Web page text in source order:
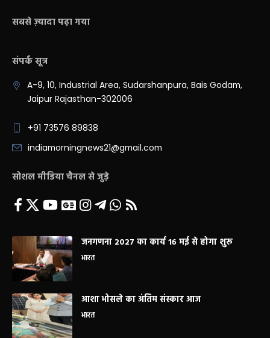
सबसे ज़्यादा पढ़ा गया
संपर्क सूत्र
A-9, 10, Industrial Area, Sudarshanpura, Bais Godam,
Jaipur Rajasthan-302006
+91 73576 89838
indiamorningnews21@gmail.com
सोशल मीडिया चैनल से जुड़े
जनगणना 2027 का कार्य 16 मई से होगा शुरू
भारत
आशा भोसले का अंतिम संस्कार आज
भारत